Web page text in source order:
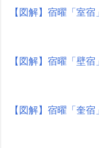
【図解】宿曜「室
【図解】宿曜「壁
【図解】宿曜「奎